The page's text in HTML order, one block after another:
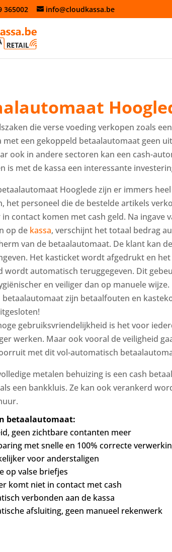
365002 info@cloudkassa.be
die verse voeding verkopen zoals
met een gekoppeld betaalautomaat geen
ook in andere sectoren kan een cash-
is met de kassa een interessante
Hooglede zijn er immers
het personeel die de bestelde artikels
contact komen met cash geld. Na ingave
op de kassa, verschijnt het totaal bedrag
van de betaalautomaat. De klant kan
Het kasticket wordt afgedrukt en het
wordt automatisch teruggegeven. Dit
en veiliger dan op manuele wijze.
betaalautomaat zijn betaalfouten en
gebruiksvriendelijkheid is het voor
werken. Maar ook vooral de veiligheid
met dit vol-automatisch
metalen behuizing is een cash
een bankkluis. Ze kan ook verankerd
betaalautomaat:
geen zichtbare contanten meer
met snelle en 100% correcte
voor anderstaligen
op valse briefjes
komt niet in contact met cash
verbonden aan de kassa
afsluiting, geen manueel rekenwerk